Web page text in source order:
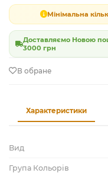
Мінімальна
Доставляємо Новою
3000 грн
В обране
Характеристики
Вид
Група Кольорів